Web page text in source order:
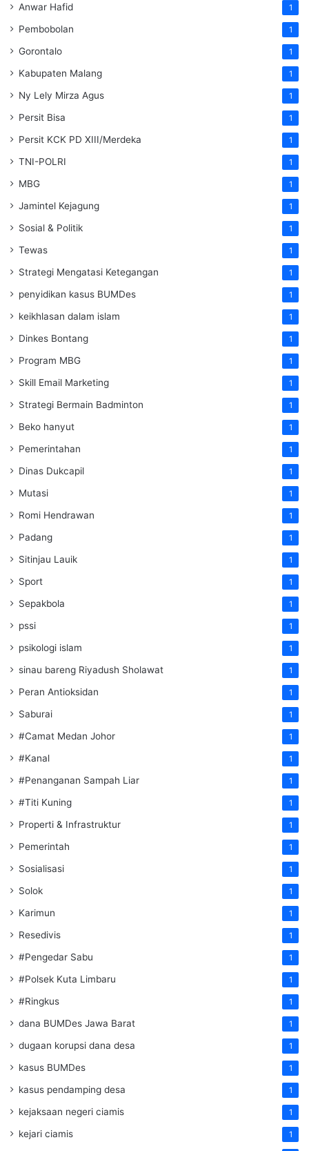
Anwar Hafid 1
Pembobolan 1
Gorontalo 1
Kabupaten Malang 1
Ny Lely Mirza Agus 1
Persit Bisa 1
Persit KCK PD XIII/Merdeka 1
TNI-POLRI 1
MBG 1
Jamintel Kejagung 1
Sosial & Politik 1
Tewas 1
Strategi Mengatasi Ketegangan 1
penyidikan kasus BUMDes 1
keikhlasan dalam islam 1
Dinkes Bontang 1
Program MBG 1
Skill Email Marketing 1
Strategi Bermain Badminton 1
Beko hanyut 1
Pemerintahan 1
Dinas Dukcapil 1
Mutasi 1
Romi Hendrawan 1
Padang 1
Sitinjau Lauik 1
Sport 1
Sepakbola 1
pssi 1
psikologi islam 1
sinau bareng Riyadush Sholawat 1
Peran Antioksidan 1
Saburai 1
#Camat Medan Johor 1
#Kanal 1
#Penanganan Sampah Liar 1
#Titi Kuning 1
Properti & Infrastruktur 1
Pemerintah 1
Sosialisasi 1
Solok 1
Karimun 1
Resedivis 1
#Pengedar Sabu 1
#Polsek Kuta Limbaru 1
#Ringkus 1
dana BUMDes Jawa Barat 1
dugaan korupsi dana desa 1
kasus BUMDes 1
kasus pendamping desa 1
kejaksaan negeri ciamis 1
kejari ciamis 1